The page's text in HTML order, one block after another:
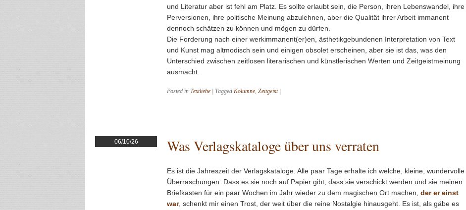
und Literatur aber ist fehl am Platz. Es sollte erlaubt sein, die Person, ihren Lebenswandel, ihre
Perversionen, ihre politische Meinung abzulehnen, aber die Qualität ihrer Arbeit immanent
dennoch schätzen zu können und mögen zu dürfen.
Die Forderung nach einer werkimmanent(er)en, ästhetikgebundenen Interpretation von Text
und Kunst mag altmodisch sein und einigen obsolet erscheinen, aber sie ist das, was den
Unterschied zwischen zeitlosen literarischen und künstlerischen Werten und Zeitgeistmeinung
ausmacht.
Posted in Textliebe Tagged Kolumne, Zeitgeist
06/10/26 Was Verlagskataloge über uns verraten
Es ist die Jahreszeit der Verlagskataloge. Alle paar Tage erhalte ich welche, kleine, wundervolle
Überraschungen. Dass es sie noch auf Papier gibt, dass sie verschickt werden und sie meinen
Briefkasten für ein paar Wochen im Jahr wieder zu dem magischen Ort machen, der er einst
war, schenkt mir einen Trost, der weit über die reine Nostalgie hinausgeht. Es ist, als gäbe es